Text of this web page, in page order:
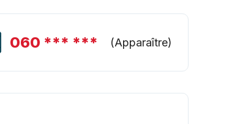
060 *** *** (Apparaître)